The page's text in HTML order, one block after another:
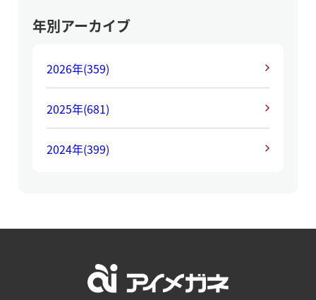
年別アーカイブ
2026年(359)
2025年(681)
2024年(399)